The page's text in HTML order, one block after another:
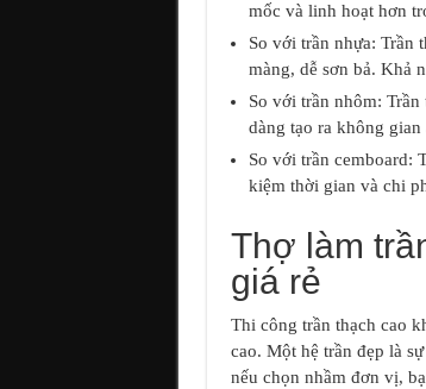
mốc và linh hoạt hơn
So với trần nhựa: Trần
màng, dễ sơn bả. Khả
So với trần nhôm:
dàng tạo ra không
So với trần cemboard:
kiệm thời gian và chi
Thợ làm
giá rẻ
Thi công trần thạch cao
cao. Một hệ trần đẹp là
nếu chọn nhầm đơn vị,